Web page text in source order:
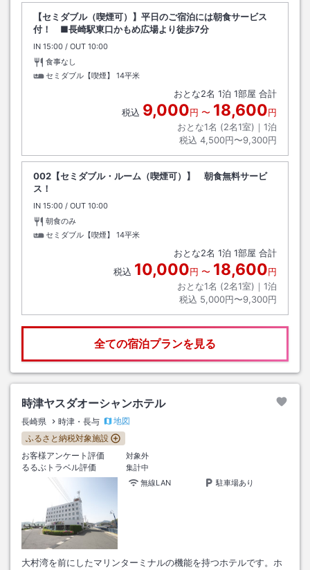
【セミダブル（喫煙可）】平日のご宿泊には朝食サービス
付！ ■長崎駅東口かもめ広場より徒歩7分
IN チェックイン
15:00 / OUT チェックアウト
10:00
食事なし
セミダブル【喫煙】
14平米
おとな2名 1泊 1部屋 合計
税込 9,000円 〜 18,600円
おとな1名 (2名1室)｜ 1泊
税込 4,500円〜9,300円
002【セミダブル・ルーム（喫煙可）】 朝食無料サービ
ス！
IN チェックイン
15:00 / OUT チェックアウト
10:00
朝食のみ
セミダブル【喫煙】
14平米
おとな2名 1泊 1部屋 合計
税込 10,000円 〜 18,600円
おとな1名 (2名1室)｜ 1泊
税込 5,000円〜9,300円
全ての宿泊プランを見る
時津ヤスダオーシャンホテル
長崎県 時津・長与
地図
ふるさと納税対象施設
お客様アンケート評価
対象外
るるぶトラベル評価
集計中
無線LAN
駐車場あり
大村湾を前にしたマリンターミナルの機能を持つホテルです。ホ